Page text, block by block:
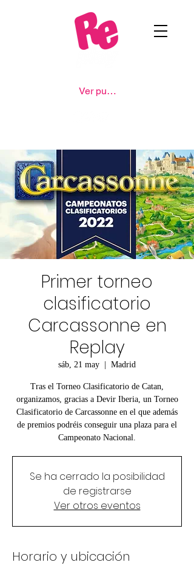
Ver puntos
Primer torneo
clasificatorio
Carcassonne en
Replay
sáb, 21 may
  |
Madrid
Tras el Torneo Clasificatorio de Catan,
organizamos, gracias a Devir Iberia, un Torneo
Clasificatorio de Carcassonne en el que además
de premios podréis conseguir una plaza para el
Campeonato Nacional.
Se ha cerrado la posibilidad
de registrarse
Ver otros eventos
Horario y ubicación